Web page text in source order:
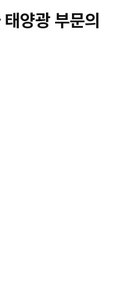
양광 부문의